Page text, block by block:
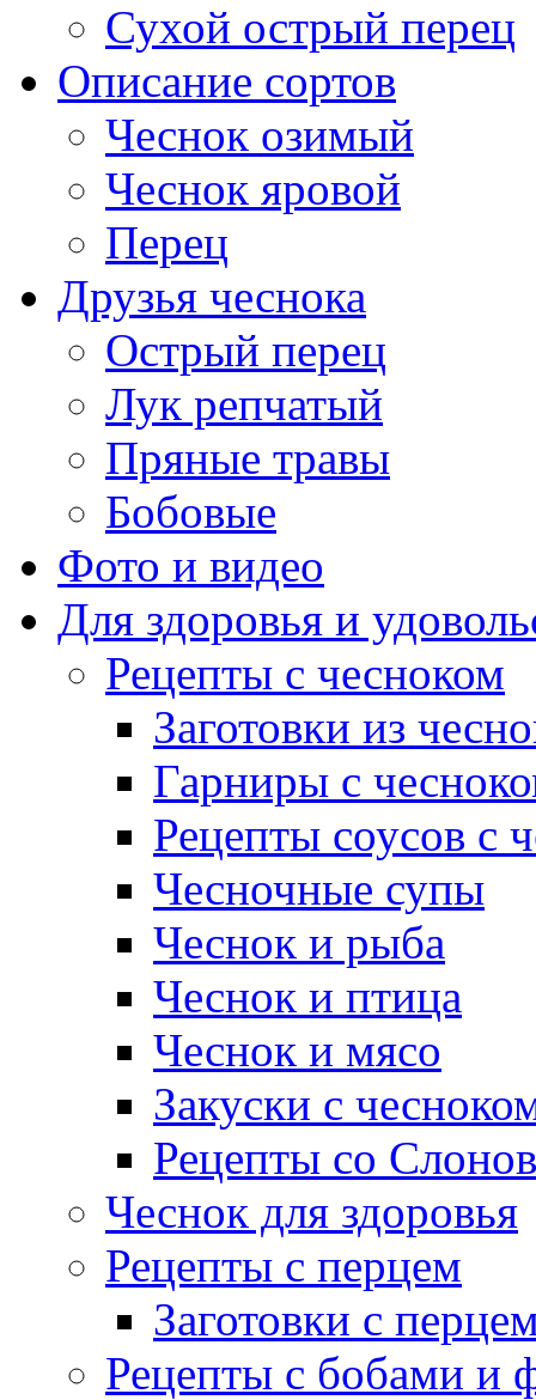
Сухой острый перец
Описание сортов
Чеснок озимый
Чеснок яровой
Перец
Друзья чеснока
Острый перец
Лук репчатый
Пряные травы
Бобовые
Фото и видео
Для здоровья и
Рецепты с чесноком
Заготовки из
Гарниры с
Рецепты соусов с
Чесночные супы
Чеснок и рыба
Чеснок и птица
Чеснок и мясо
Закуски с
Рецепты со
Чеснок для здоровья
Рецепты с перцем
Заготовки с
Рецепты с бобами и